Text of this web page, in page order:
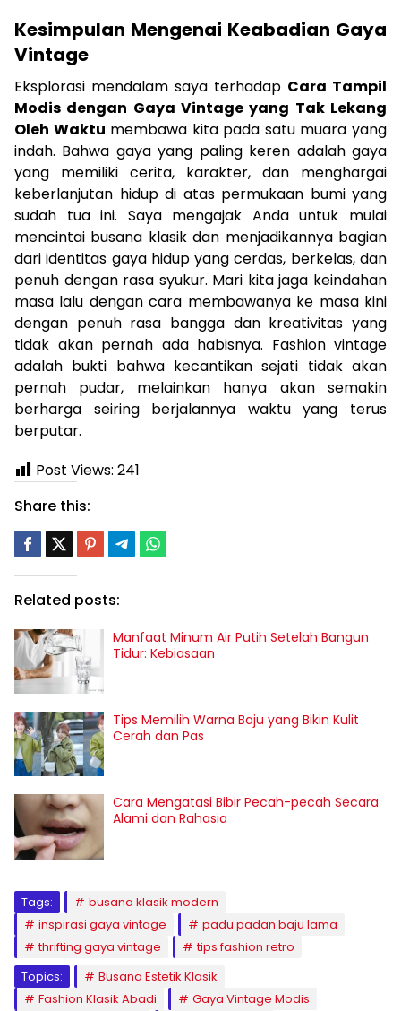
Kesimpulan Mengenai Keabadian Gaya
Vintage
Eksplorasi mendalam saya terhadap Cara Tampil
Modis dengan Gaya Vintage yang Tak Lekang
Oleh Waktu membawa kita pada satu muara yang
indah. Bahwa gaya yang paling keren adalah gaya
yang memiliki cerita, karakter, dan menghargai
keberlanjutan hidup di atas permukaan bumi yang
sudah tua ini. Saya mengajak Anda untuk mulai
mencintai busana klasik dan menjadikannya bagian
dari identitas gaya hidup yang cerdas, berkelas, dan
penuh dengan rasa syukur. Mari kita jaga keindahan
masa lalu dengan cara membawanya ke masa kini
dengan penuh rasa bangga dan kreativitas yang
tidak akan pernah ada habisnya. Fashion vintage
adalah bukti bahwa kecantikan sejati tidak akan
pernah pudar, melainkan hanya akan semakin
berharga seiring berjalannya waktu yang terus
berputar.
Post Views: 241
Share this:
Related posts:
Manfaat Minum Air Putih Setelah Bangun
Tidur: Kebiasaan
Tips Memilih Warna Baju yang Bikin Kulit
Cerah dan Pas
Cara Mengatasi Bibir Pecah-pecah Secara
Alami dan Rahasia
Tags:
busana klasik modern
inspirasi gaya vintage
padu padan baju lama
thrifting gaya vintage
tips fashion retro
Topics:
Busana Estetik Klasik
Fashion Klasik Abadi
Gaya Vintage Modis